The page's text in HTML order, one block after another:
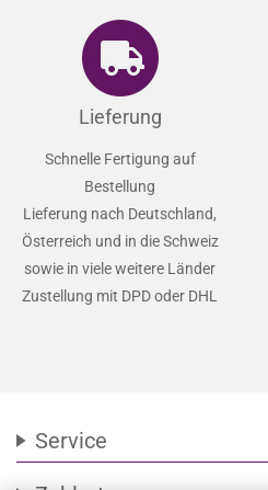
Lieferung
Schnelle Fertigung auf
Bestellung
Lieferung nach Deutschland,
Österreich und in die Schweiz
sowie in viele weitere Länder
Zustellung mit DPD oder DHL
Service